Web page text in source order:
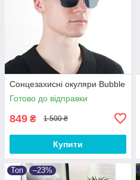
Сонцезахисні окуляри Bubble
Готово до відправки
849 ₴ 1 500 ₴
Купити
Топ –23%